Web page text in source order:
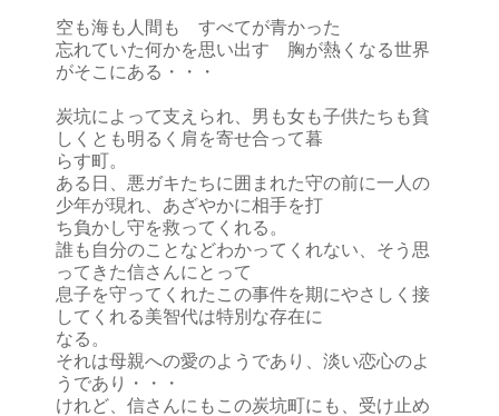
空も海も人間も すべてが青かった
忘れていた何かを思い出す 胸が熱くなる世界
がそこにある・・・
炭坑によって支えられ、男も女も子供たちも貧
しくとも明るく肩を寄せ合って暮
らす町。
ある日、悪ガキたちに囲まれた守の前に一人の
少年が現れ、あざやかに相手を打
ち負かし守を救ってくれる。
誰も自分のことなどわかってくれない、そう思
ってきた信さんにとって
息子を守ってくれたこの事件を期にやさしく接
してくれる美智代は特別な存在に
なる。
それは母親への愛のようであり、淡い恋心のよ
うであり・・・
けれど、信さんにもこの炭坑町にも、受け止め